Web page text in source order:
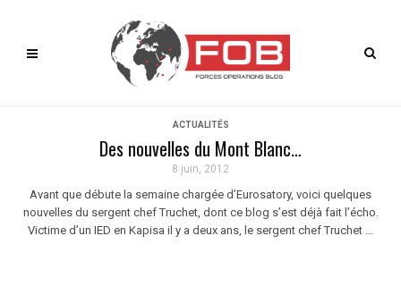
ACTUALITÉS
Des nouvelles du Mont Blanc…
8 juin, 2012
Avant que débute la semaine chargée d’Eurosatory, voici quelques
nouvelles du sergent chef Truchet, dont ce blog s’est déjà fait l’écho.
Victime d’un IED en Kapisa il y a deux ans, le sergent chef Truchet ...